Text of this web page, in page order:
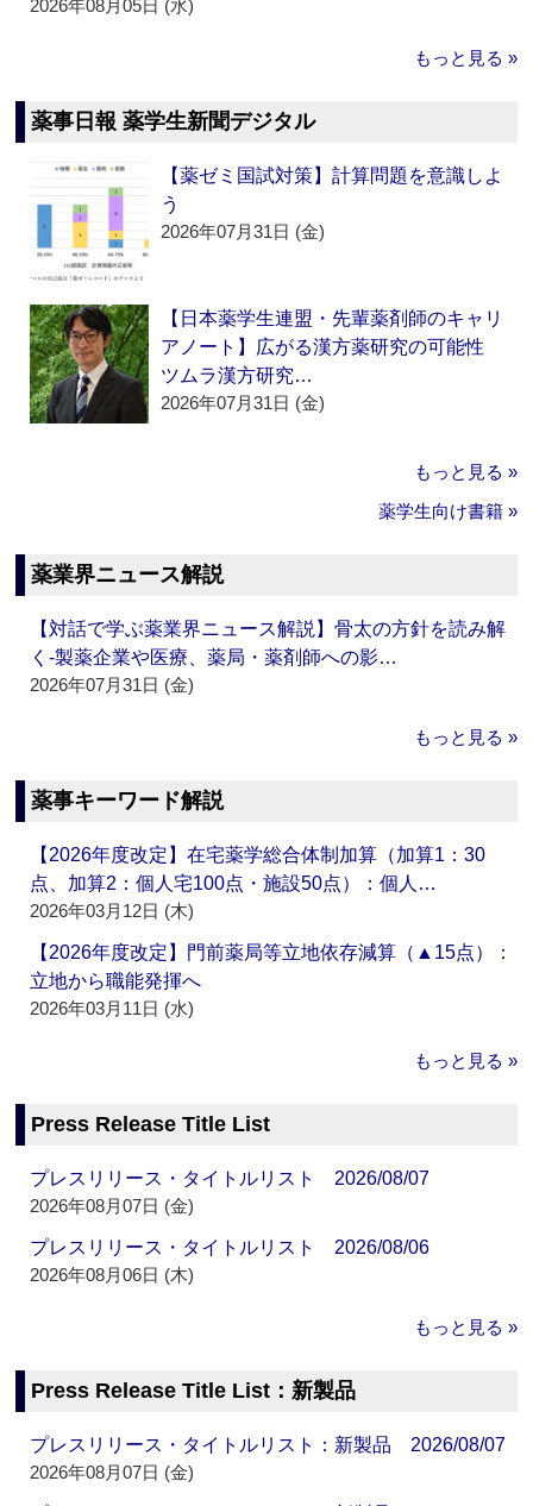
2026年08月05日 (水)
もっと見る »
薬事日報 薬学生新聞デジタル
【薬ゼミ国試対策】計算問題を意識しよ
う
2026年07月31日 (金)
【日本薬学生連盟・先輩薬剤師のキャリ
アノート】広がる漢方薬研究の可能性
ツムラ漢方研究…
2026年07月31日 (金)
もっと見る »
薬学生向け書籍 »
薬業界ニュース解説
【対話で学ぶ薬業界ニュース解説】骨太の方針を読み解
く‐製薬企業や医療、薬局・薬剤師への影…
2026年07月31日 (金)
もっと見る »
薬事キーワード解説
【2026年度改定】在宅薬学総合体制加算（加算1：30
点、加算2：個人宅100点・施設50点）：個人…
2026年03月12日 (木)
【2026年度改定】門前薬局等立地依存減算（▲15点）：
立地から職能発揮へ
2026年03月11日 (水)
もっと見る »
Press Release Title List
プレスリリース・タイトルリスト 2026/08/07
2026年08月07日 (金)
プレスリリース・タイトルリスト 2026/08/06
2026年08月06日 (木)
もっと見る »
Press Release Title List：新製品
プレスリリース・タイトルリスト：新製品 2026/08/07
2026年08月07日 (金)